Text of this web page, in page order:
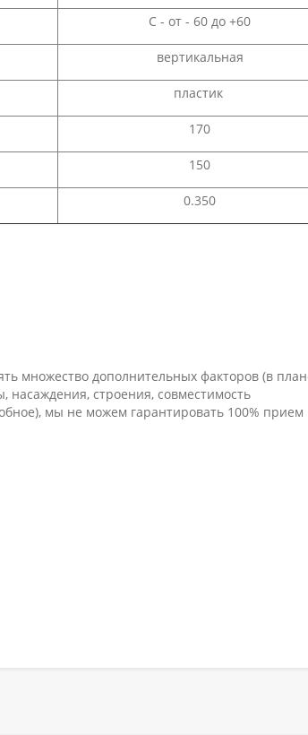
С - от - 60 до +60
вертикальная
пластик
170
150
0.350
множество дополнительных факторов (в
строения, совместимость
мы не можем гарантировать 100% прием